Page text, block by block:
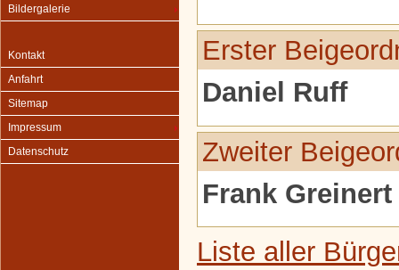
Bildergalerie
Kontakt
Anfahrt
Sitemap
Impressum
Datenschutz
Erster
Daniel Ruff
Zweiter
Frank Greinert
Liste aller